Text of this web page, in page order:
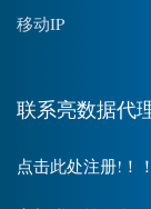
移动IP
联系亮数据代
点击此处注册!！！